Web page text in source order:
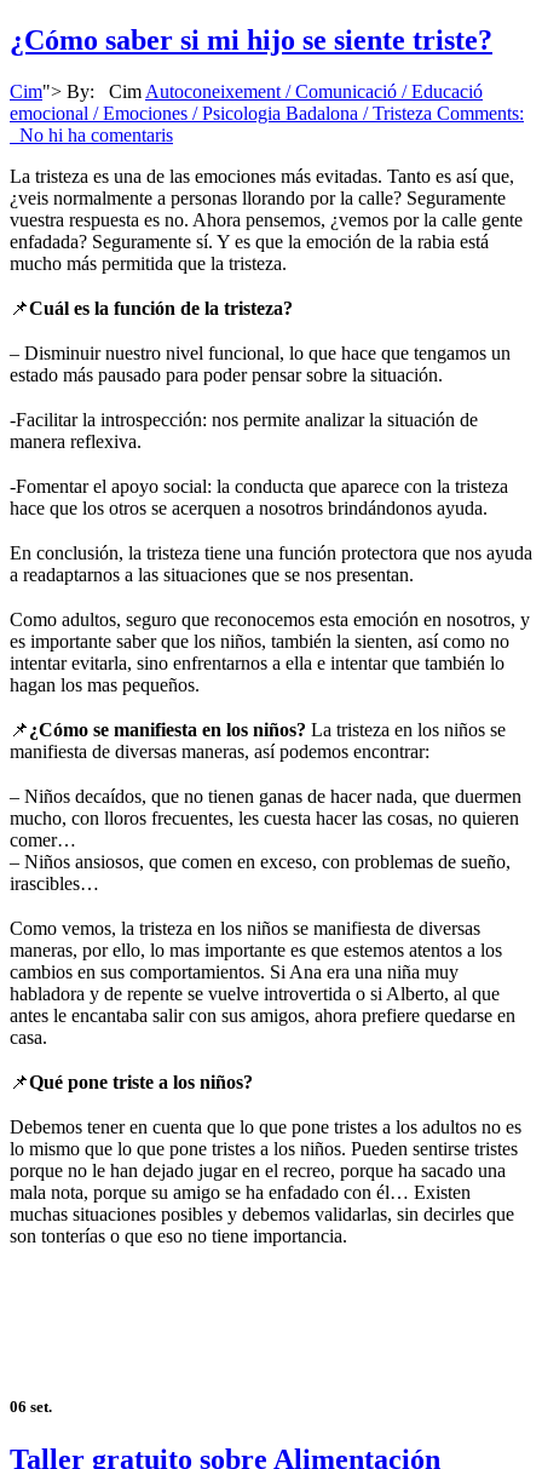
¿Cómo saber si mi hijo se siente triste?
Cim"> By: Cim Autoconeixement / Comunicació / Educació
emocional / Emociones / Psicologia Badalona / Tristeza Comments:
No hi ha comentaris
La tristeza es una de las emociones más evitadas. Tanto es así que,
¿veis normalmente a personas llorando por la calle? Seguramente
vuestra respuesta es no. Ahora pensemos, ¿vemos por la calle gente
enfadada? Seguramente sí. Y es que la emoción de la rabia está
mucho más permitida que la tristeza.
📌Cuál es la función de la tristeza?
– Disminuir nuestro nivel funcional, lo que hace que tengamos un
estado más pausado para poder pensar sobre la situación.
-Facilitar la introspección: nos permite analizar la situación de
manera reflexiva.
-Fomentar el apoyo social: la conducta que aparece con la tristeza
hace que los otros se acerquen a nosotros brindándonos ayuda.
En conclusión, la tristeza tiene una función protectora que nos ayuda
a readaptarnos a las situaciones que se nos presentan.
Como adultos, seguro que reconocemos esta emoción en nosotros, y
es importante saber que los niños, también la sienten, así como no
intentar evitarla, sino enfrentarnos a ella e intentar que también lo
hagan los mas pequeños.
📌¿Cómo se manifiesta en los niños? La tristeza en los niños se
manifiesta de diversas maneras, así podemos encontrar:
– Niños decaídos, que no tienen ganas de hacer nada, que duermen
mucho, con lloros frecuentes, les cuesta hacer las cosas, no quieren
comer…
– Niños ansiosos, que comen en exceso, con problemas de sueño,
irascibles…
Como vemos, la tristeza en los niños se manifiesta de diversas
maneras, por ello, lo mas importante es que estemos atentos a los
cambios en sus comportamientos. Si Ana era una niña muy
habladora y de repente se vuelve introvertida o si Alberto, al que
antes le encantaba salir con sus amigos, ahora prefiere quedarse en
casa.
📌Qué pone triste a los niños?
Debemos tener en cuenta que lo que pone tristes a los adultos no es
lo mismo que lo que pone tristes a los niños. Pueden sentirse tristes
porque no le han dejado jugar en el recreo, porque ha sacado una
mala nota, porque su amigo se ha enfadado con él… Existen
muchas situaciones posibles y debemos validarlas, sin decirles que
son tonterías o que eso no tiene importancia.
06 set.
Taller gratuito sobre Alimentación